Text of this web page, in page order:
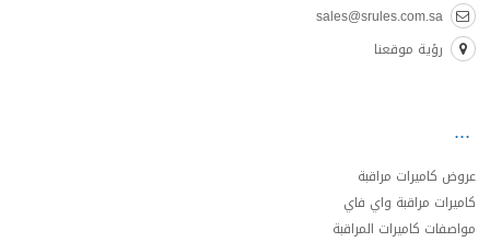
sales@srules.com.sa
رؤية موقعنا
عروض كاميرات مراقبة
كاميرات مراقبة واي فاي
مواصفات كاميرات المراقبة